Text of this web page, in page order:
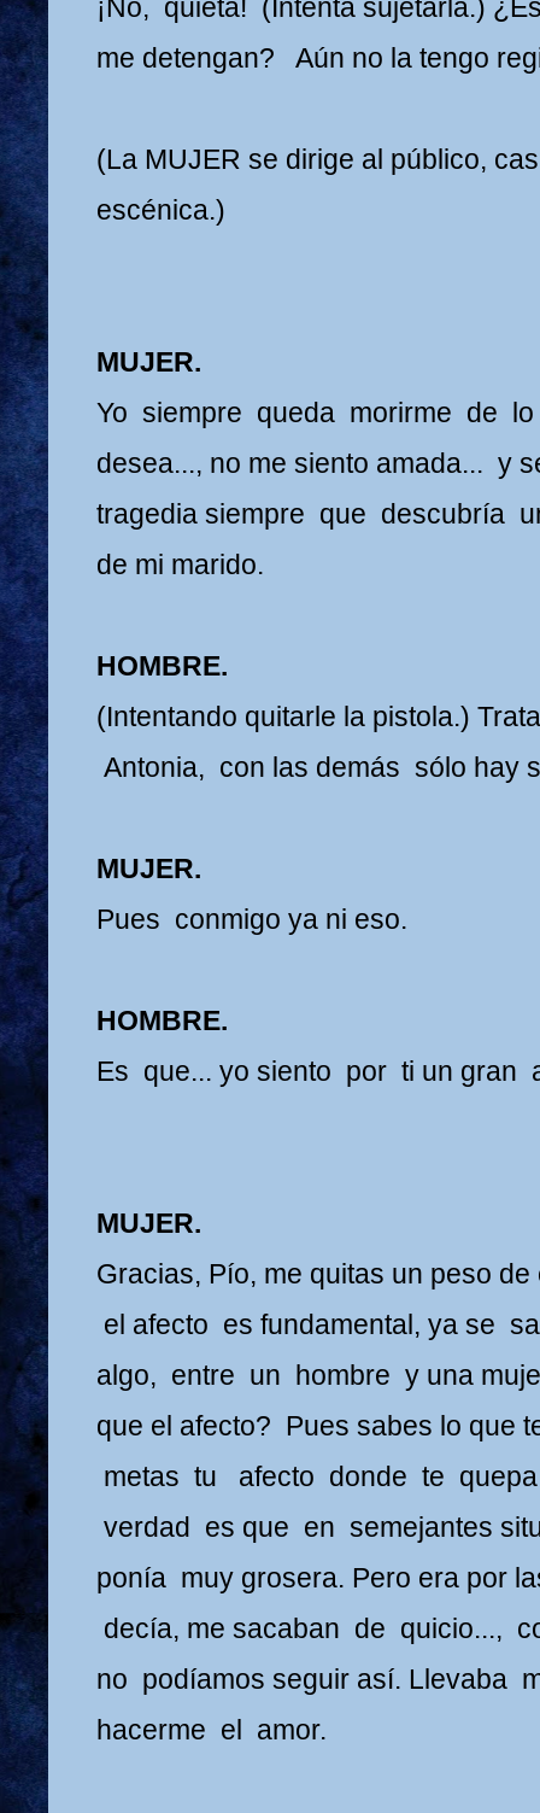
¡No, quieta! (Intenta sujetarla.)
me detengan? Aún no la tengo
(La MUJER se dirige al público,
escénica.)
MUJER.
Yo siempre queda morirme de
desea..., no me siento amada... y
tragedia siempre que descubría
de mi marido.
HOMBRE.
(Intentando quitarle la pistola.)
Antonia, con las demás sólo hay
MUJER.
Pues conmigo ya ni eso.
HOMBRE.
Es que... yo siento por ti un gran
MUJER.
Gracias, Pío, me quitas un peso
el afecto es fundamental, ya se
algo, entre un hombre y una
que el afecto? Pues sabes lo que
metas tu afecto donde te
verdad es que en semejantes
ponía muy grosera. Pero era por
decía, me sacaban de quicio...,
no podíamos seguir así. Llevaba
hacerme el amor.